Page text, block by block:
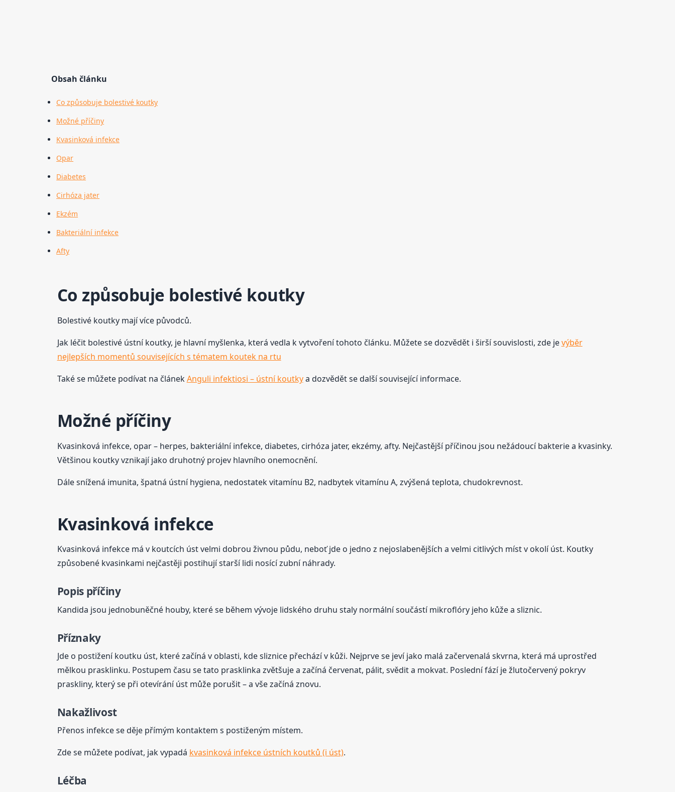
Obsah článku
Co způsobuje bolestivé koutky
Možné příčiny
Kvasinková infekce
Opar
Diabetes
Cirhóza jater
Ekzém
Bakteriální infekce
Afty
Co způsobuje bolestivé koutky
Bolestivé koutky mají více původců.
Jak léčit bolestivé ústní koutky, je hlavní myšlenka, která vedla k vytvoření tohoto článku. Můžete se dozvědět i širší souvislosti, zde jevýběr
nejlepších momentů souvisejících s tématem koutek na rtu
Také se můžete podívat na článekAnguli infektiosi – ústní koutkya dozvědět se další související informace.
Možné příčiny
Kvasinková infekce, opar – herpes, bakteriální infekce, diabetes, cirhóza jater, ekzémy, afty. Nejčastější příčinou jsou nežádoucí bakterie a kvasinky.
Většinou koutky vznikají jako druhotný projev hlavního onemocnění.
Dále snížená imunita, špatná ústní hygiena, nedostatek vitamínu B2, nadbytek vitamínu A, zvýšená teplota, chudokrevnost.
Kvasinková infekce
Kvasinková infekce má v koutcích úst velmi dobrou živnou půdu, neboť jde o jedno z nejoslabenějších a velmi citlivých míst v okolí úst. Koutky
způsobené kvasinkami nejčastěji postihují starší lidi nosící zubní náhrady.
Popis příčiny
Kandida jsou jednobuněčné houby, které se během vývoje lidského druhu staly normální součástí mikroflóry jeho kůže a sliznic.
Příznaky
Jde o postižení koutku úst, které začíná v oblasti, kde sliznice přechází v kůži. Nejprve se jeví jako malá začervenalá skvrna, která má uprostřed
mělkou prasklinku. Postupem času se tato prasklinka zvětšuje a začíná červenat, pálit, svědit a mokvat. Poslední fází je žlutočervený pokryv
praskliny, který se při otevírání úst může porušit – a vše začíná znovu.
Nakažlivost
Přenos infekce se děje přímým kontaktem s postiženým místem.
Zde se můžete podívat, jak vypadá kvasinková infekce ústních koutků (i úst).
Léčba